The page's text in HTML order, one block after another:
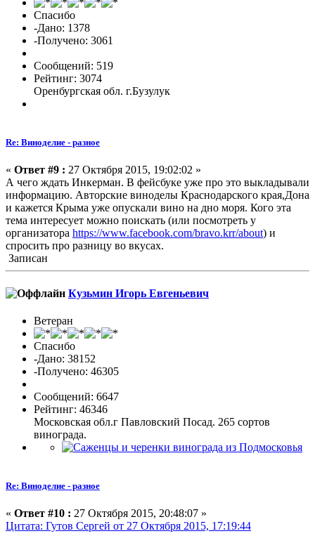
Спасибо
-Дано: 1378
-Получено: 3061
Сообщений: 519
Рейтинг: 3074
Оренбургская обл. г.Бузулук
Re: Виноделие - разное
« Ответ #9 : 27 Октября 2015, 19:02:02 »
А чего ждать Инкерман. В фейсбуке уже про это выкладывали
информацию. Авторские виноделы Краснодарского края,Дона
и кажется Крыма уже опускали вино на дно моря. Кого эта
тема интересует можно поискать (или посмотреть у
организатора https://www.facebook.com/bravo.krr/about) и
спросить про разницу во вкусах.
Записан
Кузьмин Игорь Евгеньевич
Ветеран
Спасибо
-Дано: 38152
-Получено: 46305
Сообщений: 6647
Рейтинг: 46346
Московская обл.г Павловский Посад. 265 сортов
винограда.
Re: Виноделие - разное
« Ответ #10 : 27 Октября 2015, 20:48:07 »
Цитата: Гутов Сергей от 27 Октября 2015, 17:19:44